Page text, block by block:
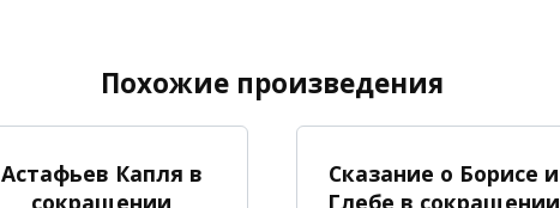
Похожие произведения
Астафьев Капля в
сокращении
Сказание о Борисе и
Глебе в сокращении